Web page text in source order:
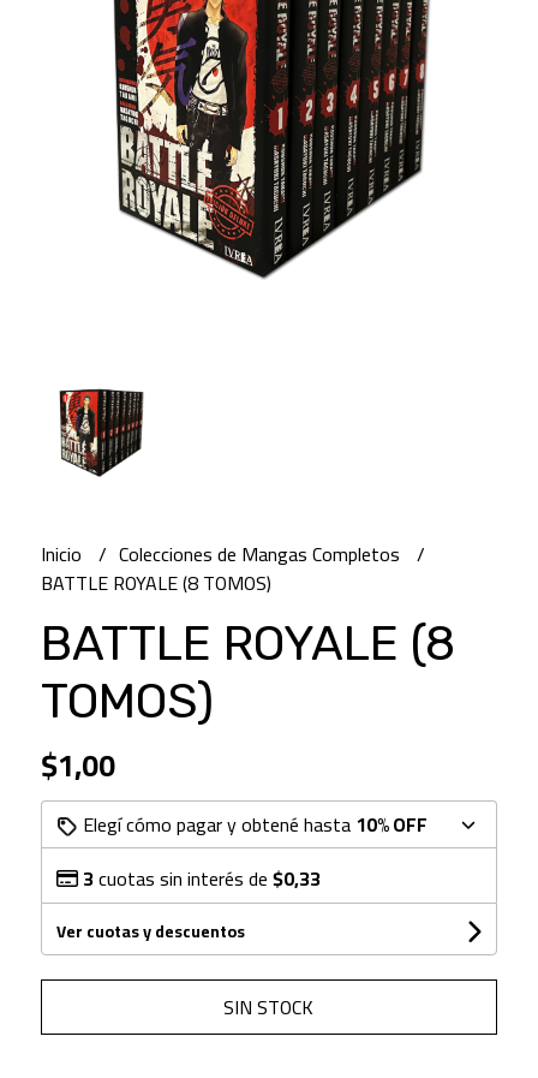
Inicio
Colecciones de Mangas Completos
BATTLE ROYALE (8 TOMOS)
BATTLE ROYALE (8
TOMOS)
$1,00
Elegí cómo pagar y obtené hasta 10% OFF
3cuotas sin interés de$0,33
Ver cuotas y descuentos
SIN STOCK